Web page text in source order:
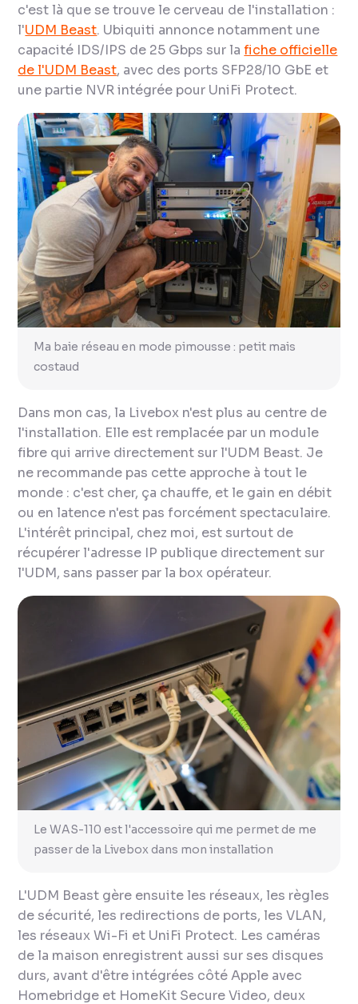
c'est là que se trouve le cerveau de l'installation :
l'UDM Beast. Ubiquiti annonce notamment une
capacité IDS/IPS de 25 Gbps sur lafiche officielle
de l'UDM Beast, avec des ports SFP28/10 GbE et
une partie NVR intégrée pour UniFi Protect.
Ma baie réseau en mode pimousse : petit mais
costaud
Dans mon cas, la Livebox n'est plus au centre de
l'installation. Elle est remplacée par un module
fibre qui arrive directement sur l'UDM Beast. Je
ne recommande pas cette approche à tout le
monde : c'est cher, ça chauffe, et le gain en débit
ou en latence n'est pas forcément spectaculaire.
L'intérêt principal, chez moi, est surtout de
récupérer l'adresse IP publique directement sur
l'UDM, sans passer par la box opérateur.
Le WAS-110 est l'accessoire qui me permet de me
passer de la Livebox dans mon installation
L'UDM Beast gère ensuite les réseaux, les règles
de sécurité, les redirections de ports, les VLAN,
les réseaux Wi-Fi et UniFi Protect. Les caméras
de la maison enregistrent aussi sur ses disques
durs, avant d'être intégrées côté Apple avec
Homebridge et HomeKit Secure Video, deux